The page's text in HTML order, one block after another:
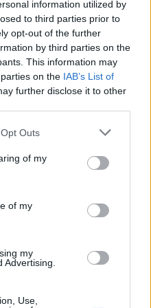
information utilized by
to third parties prior to
opt-out of the further
by third parties on the
This information may
on the IAB’s List of
further disclose it to other
Outs
of my
of my
my
Advertising.
Use,
Ver perfil
Ver perfil